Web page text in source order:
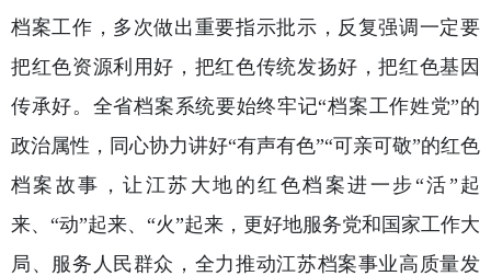
档案工作，多次做出重要指示批示，反复强调一定要
把红色资源利用好，把红色传统发扬好，把红色基因
传承好。全省档案系统要始终牢记“档案工作姓党”的
政治属性，同心协力讲好“有声有色”“可亲可敬”的红色
档案故事，让江苏大地的红色档案进一步“活”起
来、“动”起来、“火”起来，更好地服务党和国家工作大
局、服务人民群众，全力推动江苏档案事业高质量发